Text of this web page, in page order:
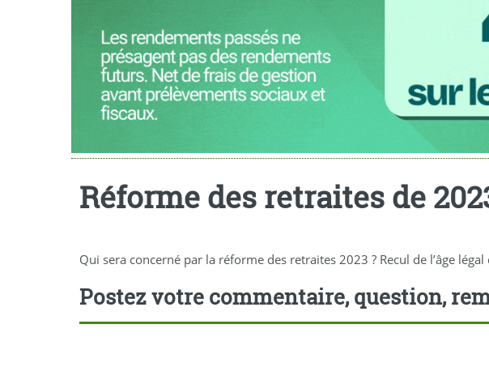
Réforme des retraites de
Qui sera concerné par la réforme des retraites 2023 ? Recul de l’âge
Postez votre commentaire, question,